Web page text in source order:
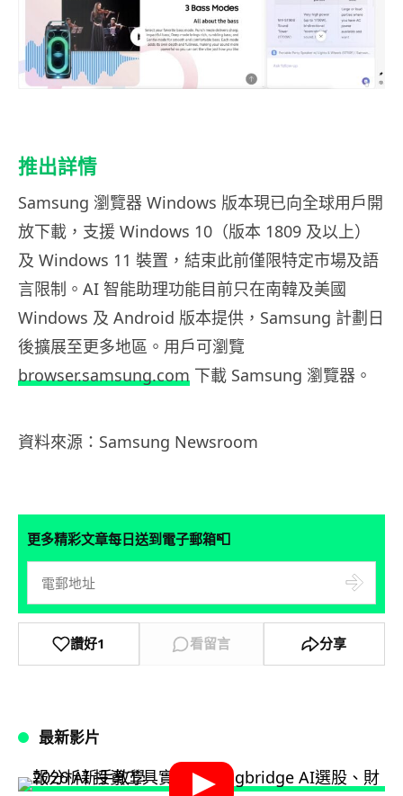
推出詳情
Samsung 瀏覽器 Windows 版本現已向全球用戶開
放下載，支援 Windows 10（版本 1809 及以上）
及 Windows 11 裝置，結束此前僅限特定市場及語
言限制。AI 智能助理功能目前只在南韓及美國
Windows 及 Android 版本提供，Samsung 計劃日
後擴展至更多地區。用戶可瀏覽
browser.samsung.com 下載 Samsung 瀏覽器。
資料來源：Samsung Newsroom
更多精彩文章每日送到電子郵箱📮
讚好1 看留言 分享
最新影片